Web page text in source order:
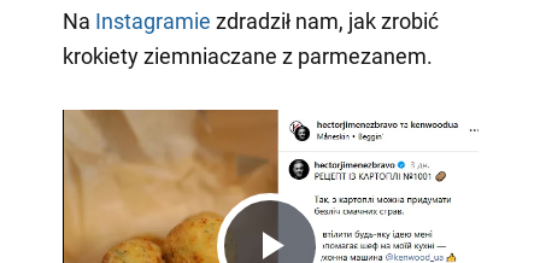
Na Instagramie zdradził nam, jak zrobić
krokiety ziemniaczane z parmezanem.